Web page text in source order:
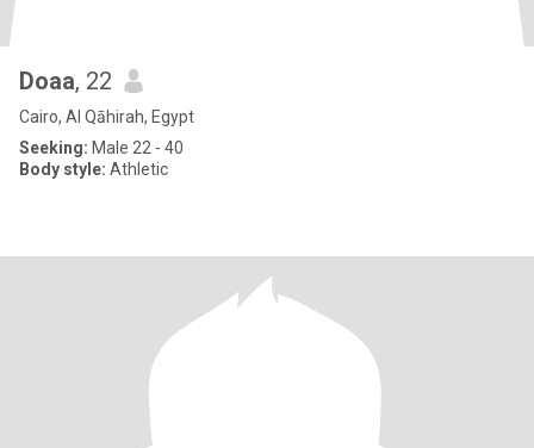
Doaa, 22
Cairo, Al Qāhirah, Egypt
Seeking: Male 22 - 40
Body style: Athletic